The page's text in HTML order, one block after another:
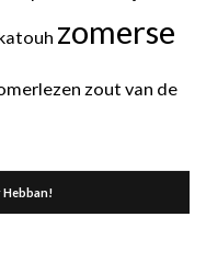
zomerse
zout van de
Hebban!